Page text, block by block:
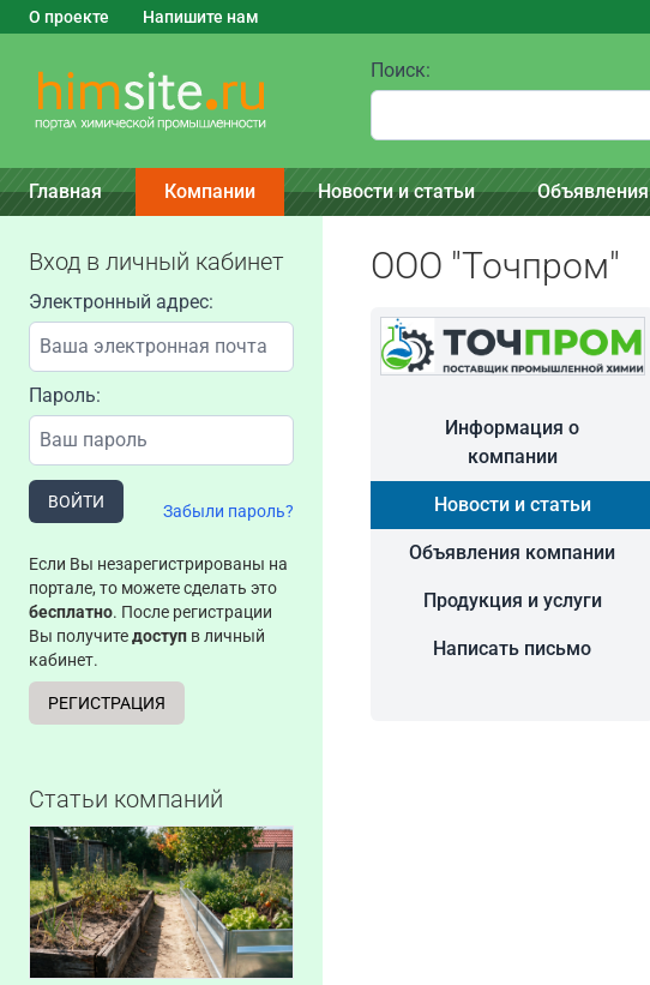
О проекте Напишите нам
Поиск:
Главная Компании Новости и статьи Объявления
Вход в личный кабинет
Электронный адрес:
Пароль:
ВОЙТИ Забыли пароль?
Если Вы незарегистрированы на
портале, то можете сделать это
бесплатно. После регистрации
Вы получитедоступ в личный
кабинет.
РЕГИСТРАЦИЯ
Статьи компаний
ООО "Точпром"
Информация о
компании
Новости и статьи
Объявления компании
Продукция и услуги
Написать письмо